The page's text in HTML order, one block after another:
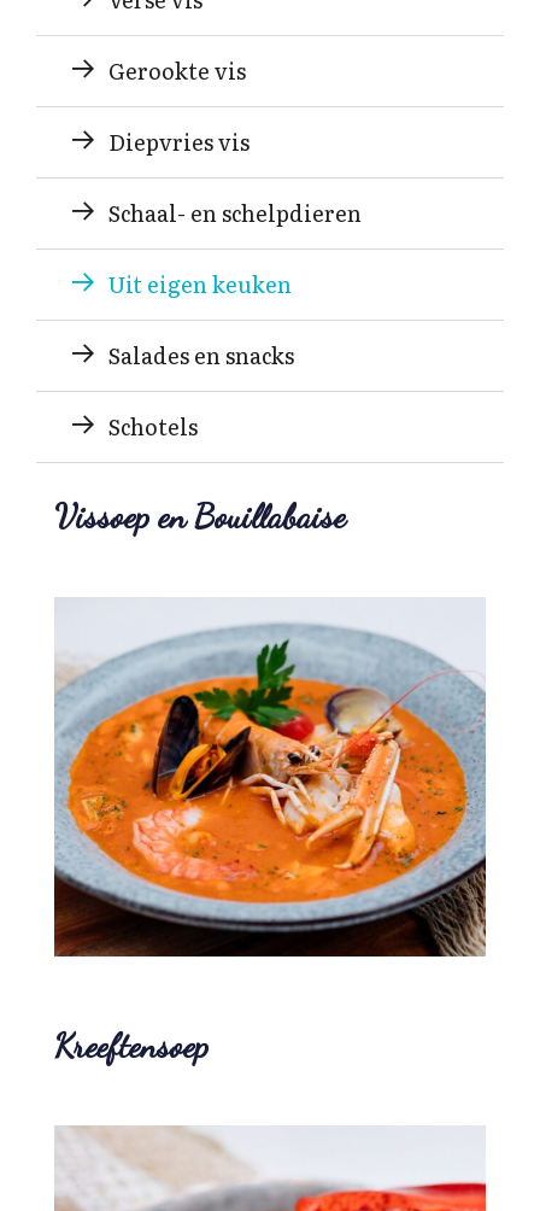
Contact
Vissoep en Bouillabaise
Kreeftensoep
Gerookte vis
Diepvries vis
Schaal- en schelpdieren
Uit eigen keuken
Salades en snacks
Schotels